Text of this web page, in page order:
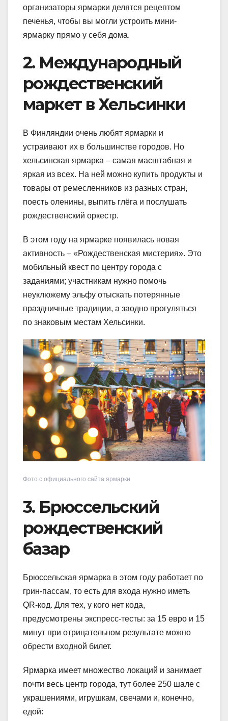
организаторы ярмарки делятся рецептом
печенья, чтобы вы могли устроить мини-
ярмарку прямо у себя дома.
2. Международный
рождественский
маркет в Хельсинки
В Финляндии очень любят ярмарки и
устраивают их в большинстве городов. Но
хельсинская ярмарка – самая масштабная и
яркая из всех. На ней можно купить продукты и
товары от ремесленников из разных стран,
поесть оленины, выпить глёга и послушать
рождественский оркестр.
В этом году на ярмарке появилась новая
активность – «Рождественская мистерия». Это
мобильный квест по центру города с
заданиями; участникам нужно помочь
неуклюжему эльфу отыскать потерянные
праздничные традиции, а заодно прогуляться
по знаковым местам Хельсинки.
Фото с официального сайта ярмарки
3. Брюссельский
рождественский
базар
Брюссельская ярмарка в этом году работает по
грин-пасcам, то есть для входа нужно иметь
QR-код. Для тех, у кого нет кода,
предусмотрены экспресс-тесты: за 15 евро и 15
минут при отрицательном результате можно
обрести входной билет.
Ярмарка имеет множество локаций и занимает
почти весь центр города, тут более 250 шале с
украшениями, игрушкам, свечами и, конечно,
едой: